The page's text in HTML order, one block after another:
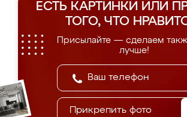
ЕСТЬ КАРТИНКИ ИЛИ
ТОГО, ЧТО
Присылайте — сделаем
лучше!
Прикрепить фото